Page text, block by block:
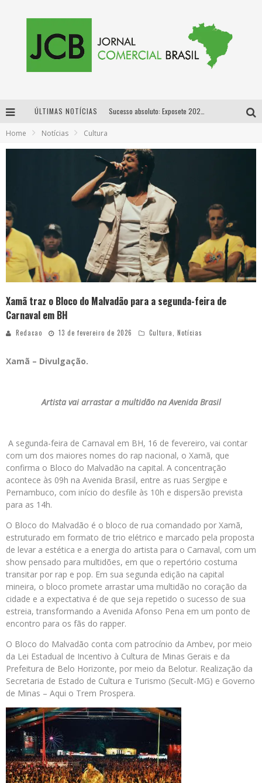
ÚLTIMAS NOTÍCIAS
Home Notícias Cultura
Xamã traz o Bloco do Malvadão para a segunda-feira de
Carnaval em BH
Redacao 13 de fevereiro de 2026 Cultura, Notícias
Xamã – Divulgação.
Artista vai arrastar a multidão na Avenida Brasil
A segunda-feira de Carnaval em BH, 16 de fevereiro, vai contar
com um dos maiores nomes do rap nacional, o Xamã, que
confirma o Bloco do Malvadão na capital. A concentração
acontece às 09h na Avenida Brasil, entre as ruas Sergipe e
Pernambuco, com início do desfile às 10h e dispersão prevista
para as 14h.
O Bloco do Malvadão é o bloco de rua comandado por Xamã,
estruturado em formato de trio elétrico e marcado pela proposta
de levar a estética e a energia do artista para o Carnaval, com um
show pensado para multidões, em que o repertório costuma
transitar por rap e pop. Em sua segunda edição na capital
mineira, o bloco promete arrastar uma multidão no coração da
cidade e a expectativa é de que seja repetido o sucesso de sua
estreia, transformando a Avenida Afonso Pena em um ponto de
encontro para os fãs do rapper.
O Bloco do Malvadão conta com patrocínio da Ambev, por meio
da Lei Estadual de Incentivo à Cultura de Minas Gerais e da
Prefeitura de Belo Horizonte, por meio da Belotur. Realização da
Secretaria de Estado de Cultura e Turismo (Secult-MG) e Governo
de Minas – Aqui o Trem Prospera.